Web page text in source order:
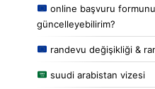
online başvuru formunu
güncelleyebilirim?
randevu değişikliği &
suudi arabistan vizesi